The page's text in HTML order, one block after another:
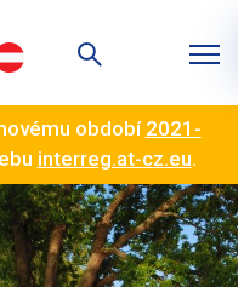
období2021-
interreg.at-cz.eu.